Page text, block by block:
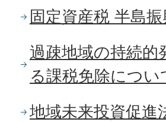
固定資産税 半島
過疎地域の持続
る課税免除につい
地域未来投資促進